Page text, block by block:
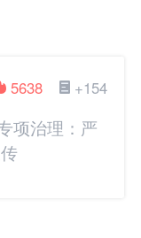
+154
5638
项治理：严